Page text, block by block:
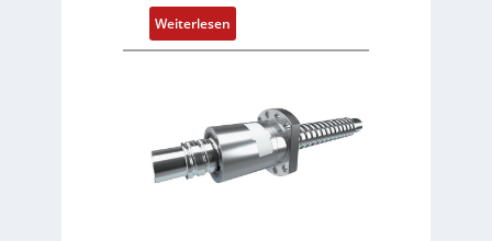
t
s
m
e
Weiterlesen:
D
g
e
b